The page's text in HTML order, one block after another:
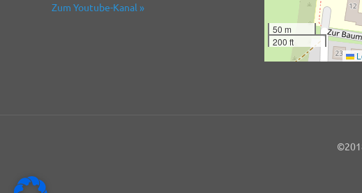
Zum Youtube-Kanal »
50 m
200 ft